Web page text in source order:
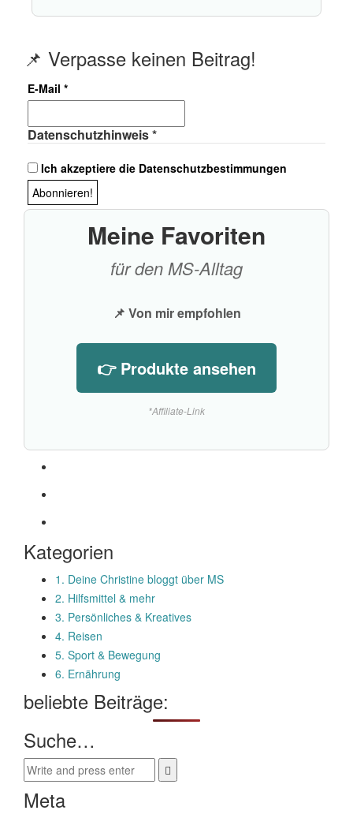
📌 Verpasse keinen Beitrag!
E-Mail *
Datenschutzhinweis*
Ich akzeptiere die Datenschutzbestimmungen
Meine Favoriten
für den MS-Alltag
📌 Von mir empfohlen
👉 Produkte ansehen
*Affiliate-Link
Kategorien
1. Deine Christine bloggt über MS
2. Hilfsmittel & mehr
3. Persönliches & Kreatives
4. Reisen
5. Sport & Bewegung
6. Ernährung
beliebte Beiträge:
Suche…
Meta